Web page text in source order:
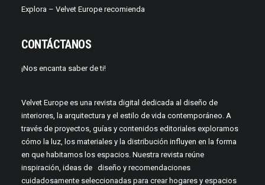
Explora – Velvet Europe recomienda
CONTÁCTANOS
¡Nos encanta saber de ti!
Velvet Europe es una revista digital dedicada al diseño de
interiores, la arquitectura y el estilo de vida contemporáneo. A
través de proyectos, guías y contenidos editoriales exploramos
cómo la luz, los materiales y la distribución influyen en la forma
en que habitamos los espacios. Nuestra revista reúne
inspiración, ideas de diseño y recomendaciones
cuidadosamente seleccionadas para crear hogares y espacios